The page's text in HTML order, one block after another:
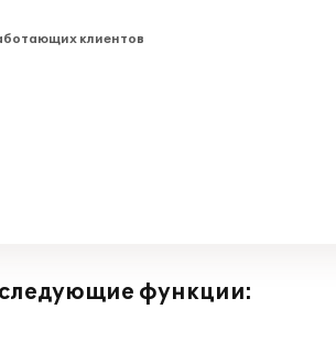
клиентов
функции: